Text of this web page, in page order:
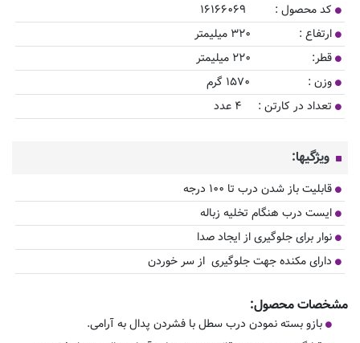
کد محصول : ۱۶۱۶۶۰۶۹
ارتفاع : ۳۲۰ میلیمتر
قطر: ۲۲۰ میلیمتر
وزن : ۱۵۷۰ گرم
تعداد در کارتن : ۴ عدد
ویژگیها:
قابلیت باز شدن درب تا ۱۰۰ درجه
ایست درب هنگام تخلیه زباله
نوار برای جلوگیری از ایجاد صدا
دارای مکنده جهت جلوگیری از سر خوردن
مشخصات محصول:
بازو بسته نمودن درب سطل با فشردن پدال به آرامی.